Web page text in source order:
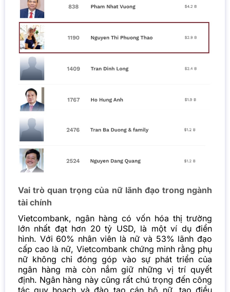
Vai trò quan trọng của nữ lãnh đạo trong ngành
tài chính
Vietcombank, ngân hàng có vốn hóa thị trường
lớn nhất đạt hơn 20 tỷ USD, là một ví dụ điển
hình. Với 60% nhân viên là nữ và 53% lãnh đạo
cấp cao là nữ, Vietcombank chứng minh rằng phụ
nữ không chỉ đóng góp vào sự phát triển của
ngân hàng mà còn nắm giữ những vị trí quyết
định. Ngân hàng này cũng rất chú trọng đến công
tác quy hoạch và đào tạo cán bộ nữ, tạo điều